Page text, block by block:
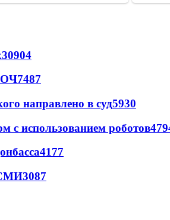
30904
7487
направлено в суд5930
с использованием роботов
4177
СМИ3087